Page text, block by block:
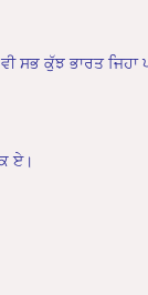
ਸਭ ਕੁੱਝ ਭਾਰਤ
ਏ।